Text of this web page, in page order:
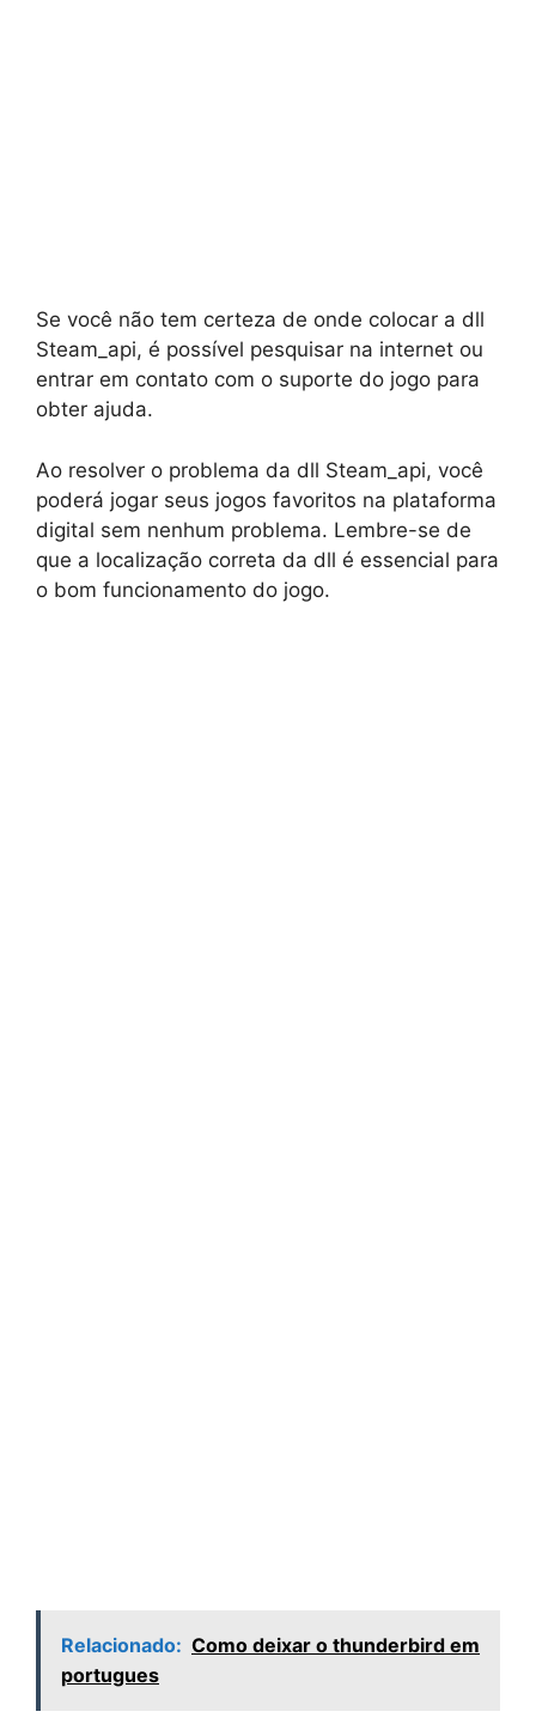
Se você não tem certeza de onde colocar a dll
Steam_api, é possível pesquisar na internet ou
entrar em contato com o suporte do jogo para
obter ajuda.
Ao resolver o problema da dll Steam_api, você
poderá jogar seus jogos favoritos na plataforma
digital sem nenhum problema. Lembre-se de
que a localização correta da dll é essencial para
o bom funcionamento do jogo.
Relacionado: Como deixar o thunderbird em
portugues